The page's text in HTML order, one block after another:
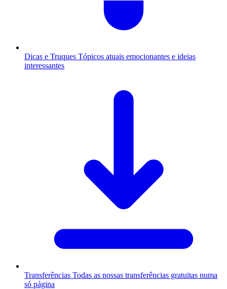
Dicas e Truques Tópicos atuais emocionantes e ideias
interessantes
Transferências Todas as nossas transferências gratuitas numa
só página